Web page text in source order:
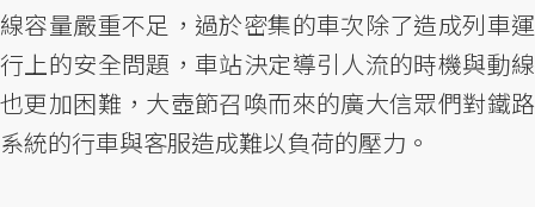
線容量嚴重不足，過於密集的車次除了造成列車運
行上的安全問題，車站決定導引人流的時機與動線
也更加困難，大壺節召喚而來的廣大信眾們對鐵路
系統的行車與客服造成難以負荷的壓力。